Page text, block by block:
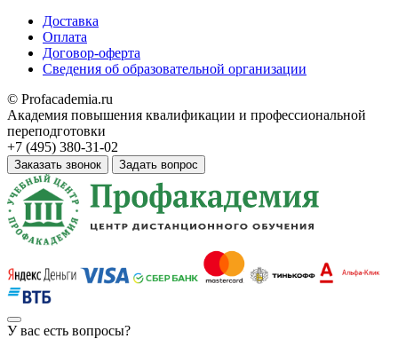
Доставка
Оплата
Договор-оферта
Сведения об образовательной организации
© Profacademia.ru
Академия повышения квалификации и профессиональной
переподготовки
+7 (495) 380-31-02
Заказать звонок Задать вопрос
У вас есть вопросы?